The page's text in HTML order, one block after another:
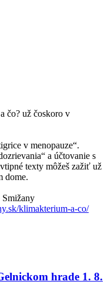
už čoskoro v
v menopauze“.
a účtovanie s
texty môžeš zažiť už
dome.
Smižany
klimakterium-a-co/
hrade 1. 8.